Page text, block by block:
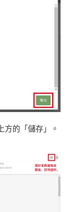
方的「儲存」。